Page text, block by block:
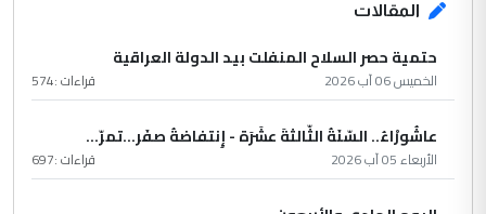
المقالات
حتمية حصر السلاح المنفلت بيد الدولة العراقية
الخميس 06 آب 2026 قراءات :574
عاشُورْاءُ.. السّنَةُ الثّالثةَ عشَرَة - إِنتفاضةُ صفَر…تمرّ...
الأربعاء 05 آب 2026 قراءات :697